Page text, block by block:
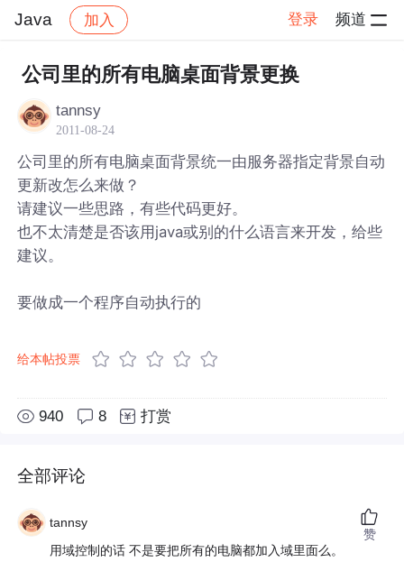
Java 加入 登录 频道
社区 Java 帖子详情
公司里的所有电脑桌面背景更换
tannsy
2011-08-24
公司里的所有电脑桌面背景统一由服务器指定背景自动
更新改怎么来做？
请建议一些思路，有些代码更好。
也不太清楚是否该用java或别的什么语言来开发，给些
建议。
要做成一个程序自动执行的
给本帖投票
940 8 打赏
全部评论
tannsy
用域控制的话 不是要把所有的电脑都加入域里面么。
赞